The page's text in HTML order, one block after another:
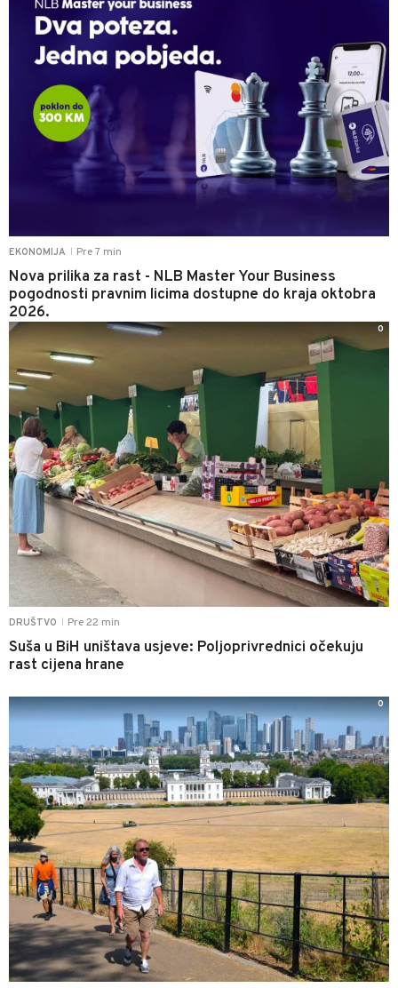
EKONOMIJA Pre 7 min
Nova prilika za rast - NLB Master Your Business
pogodnosti pravnim licima dostupne do kraja oktobra
2026.
DRUŠTVO Pre 22 min
Suša u BiH uništava usjeve: Poljoprivrednici očekuju
rast cijena hrane
0
0